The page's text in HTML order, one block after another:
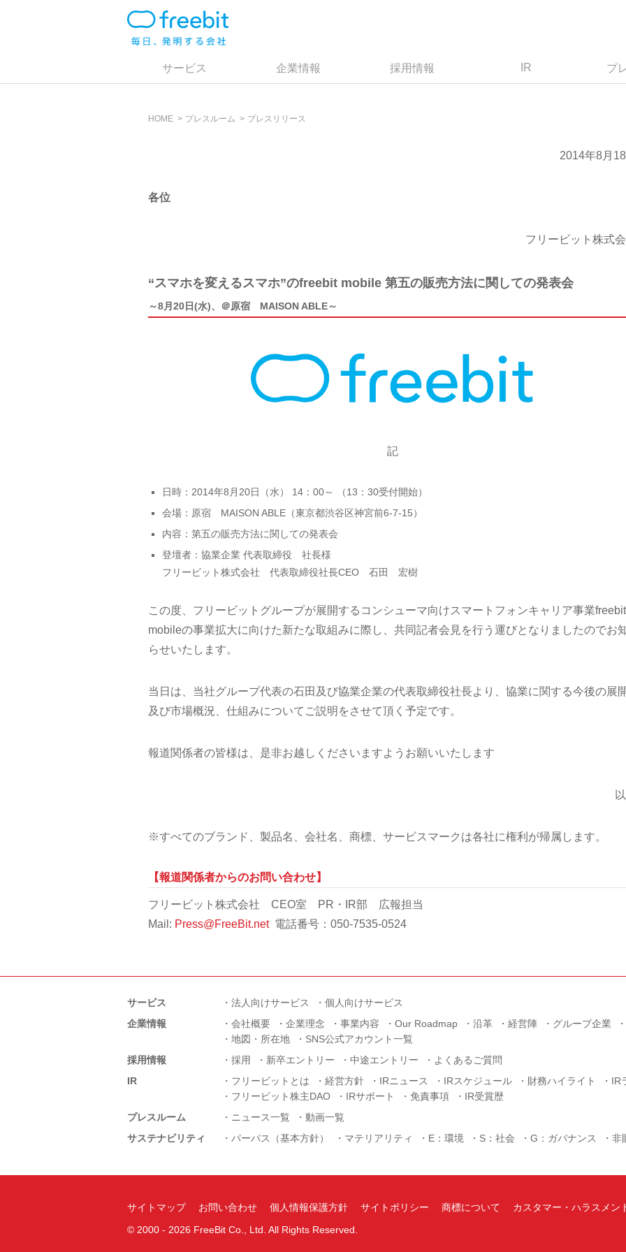
サービス 企業情報 採用情報 IR プ
HOME プレスルーム プレスリリース
2014年8月18
各位
フリービット株式
“スマホを変えるスマホ”のfreebit mobile 第五の販売方法に関しての発表会
～8月20日(水)、＠原宿 MAISON ABLE～
記
日時：2014年8月20日（水） 14：00～ （13：30受付開始）
会場：原宿 MAISON ABLE（東京都渋谷区神宮前6-7-15）
内容：第五の販売方法に関しての発表会
登壇者：協業企業 代表取締役 社長様
フリービット株式会社 代表取締役社長CEO 石田 宏樹
この度、フリービットグループが展開するコンシューマ向けスマートフォンキャリア事業freebit
mobileの事業拡大に向けた新たな取組みに際し、共同記者会見を行う運びとなりましたのでお
らせいたします。
当日は、当社グループ代表の石田及び協業企業の代表取締役社長より、協業に関する今後の展
及び市場概況、仕組みについてご説明をさせて頂く予定です。
報道関係者の皆様は、是非お越しくださいますようお願いいたします
※すべてのブランド、製品名、会社名、商標、サービスマークは各社に権利が帰属します。
【報道関係者からのお問い合わせ】
フリービット株式会社 CEO室 PR・IR部 広報担当
Mail: Press@FreeBit.net電話番号：050-7535-0524
サービス 法人向けサービス
個人向けサービス
企業情報
会社概要 企業理念 事業内容 Our Roadmap 沿革 経営陣 グループ企業
地図・所在地
SNS公式アカウント一覧
採用情報
採用 新卒エントリー 中途エントリー
よくあるご質問
IR
フリービットとは 経営方針 IRニュース IRスケジュール 財務ハイライト IR
フリービット株主DAO
IRサポート 免責事項
IR受賞歴
プレスルーム
ニュース一覧
動画一覧
サステナビリティ
パーパス（基本方針） マテリアリティ E：環境 S：社会 G：ガバナンス 非
サイトマップ お問い合わせ 個人情報保護方針 サイトポリシー 商標について
カスタマー・ハラスメン
© 2000 - 2026 FreeBit Co., Ltd. All Rights Reserved.